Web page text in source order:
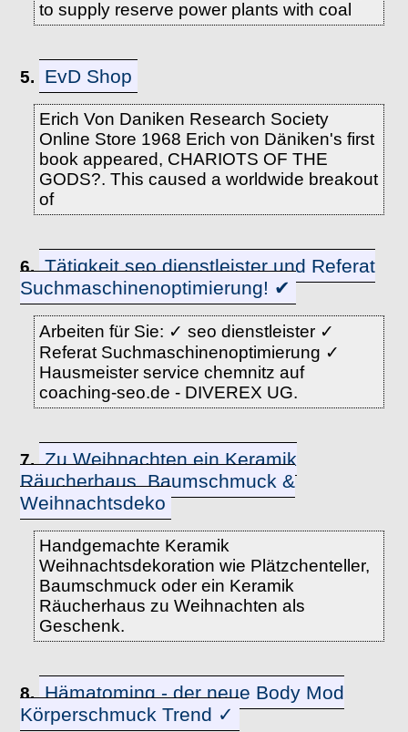
to supply reserve power plants with coal
5. EvD Shop
Erich Von Daniken Research Society
Online Store 1968 Erich von Däniken's first
book appeared, CHARIOTS OF THE
GODS?. This caused a worldwide breakout
of
6. Tätigkeit seo dienstleister und Referat
Suchmaschinenoptimierung! ✔
Arbeiten für Sie: ✓ seo dienstleister ✓
Referat Suchmaschinenoptimierung ✓
Hausmeister service chemnitz auf
coaching-seo.de - DIVEREX UG.
7. Zu Weihnachten ein Keramik
Räucherhaus, Baumschmuck &
Weihnachtsdeko
Handgemachte Keramik
Weihnachtsdekoration wie Plätzchenteller,
Baumschmuck oder ein Keramik
Räucherhaus zu Weihnachten als
Geschenk.
8. Hämatoming - der neue Body Mod
Körperschmuck Trend ✓